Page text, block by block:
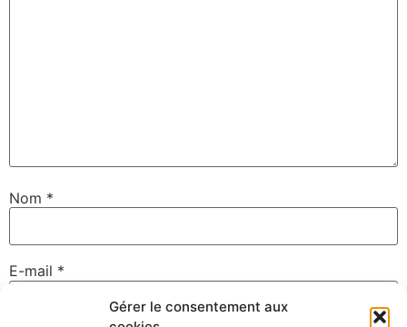
Gérer le consentement aux
Nom *
E-mail *